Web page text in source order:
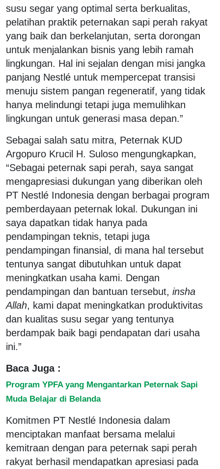
susu segar yang optimal serta berkualitas,
pelatihan praktik peternakan sapi perah rakyat
yang baik dan berkelanjutan, serta dorongan
untuk menjalankan bisnis yang lebih ramah
lingkungan. Hal ini sejalan dengan misi jangka
panjang Nestlé untuk mempercepat transisi
menuju sistem pangan regeneratif, yang tidak
hanya melindungi tetapi juga memulihkan
lingkungan untuk generasi masa depan.”
Sebagai salah satu mitra, Peternak KUD
Argopuro Krucil H. Suloso mengungkapkan,
“Sebagai peternak sapi perah, saya sangat
mengapresiasi dukungan yang diberikan oleh
PT Nestlé Indonesia dengan berbagai program
pemberdayaan peternak lokal. Dukungan ini
saya dapatkan tidak hanya pada
pendampingan teknis, tetapi juga
pendampingan finansial, di mana hal tersebut
tentunya sangat dibutuhkan untuk dapat
meningkatkan usaha kami. Dengan
pendampingan dan bantuan tersebut, insha
Allah, kami dapat meningkatkan produktivitas
dan kualitas susu segar yang tentunya
berdampak baik bagi pendapatan dari usaha
ini.”
Baca Juga :
Program YPFA yang Mengantarkan Peternak Sapi
Muda Belajar di Belanda
Komitmen PT Nestlé Indonesia dalam
menciptakan manfaat bersama melalui
kemitraan dengan para peternak sapi perah
rakyat berhasil mendapatkan apresiasi pada